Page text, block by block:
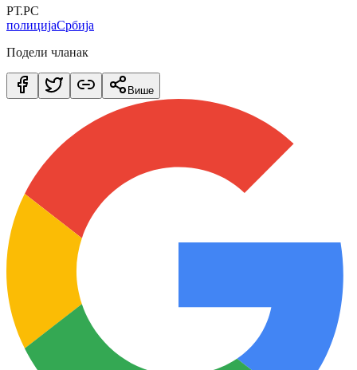
РТ.РС
полицијаСрбија
Подели чланак
Више